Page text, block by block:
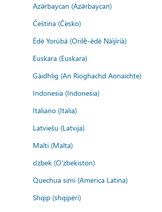
Azərbaycan (Azərbaycan)
Čeština (Česko)
Èdè Yorùbá (Orilẹ̀-èdè Nàìjíríà)
Euskara (Euskara)
Gàidhlig (An Rìoghachd Aonaichte)
Indonesia (Indonesia)
Italiano (Italia)
Latviešu (Latvija)
Malti (Malta)
o'zbek (O'zbekiston)
Quechua simi (America Latina)
Shqip (shqipëri)